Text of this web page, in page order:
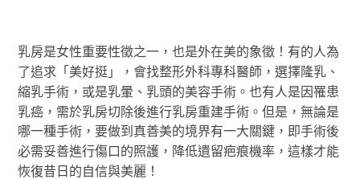
乳房是女性重要性徵之一，也是外在美的象徵！有的人為
了追求「美好挺」，會找整形外科專科醫師，選擇隆乳、
縮乳手術，或是乳暈、乳頭的美容手術。也有人是因罹患
乳癌，需於乳房切除後進行乳房重建手術。但是，無論是
哪一種手術，要做到真善美的境界有一大關鍵，即手術後
必需妥善進行傷口的照護，降低遺留疤痕機率，這樣才能
恢復昔日的自信與美麗！